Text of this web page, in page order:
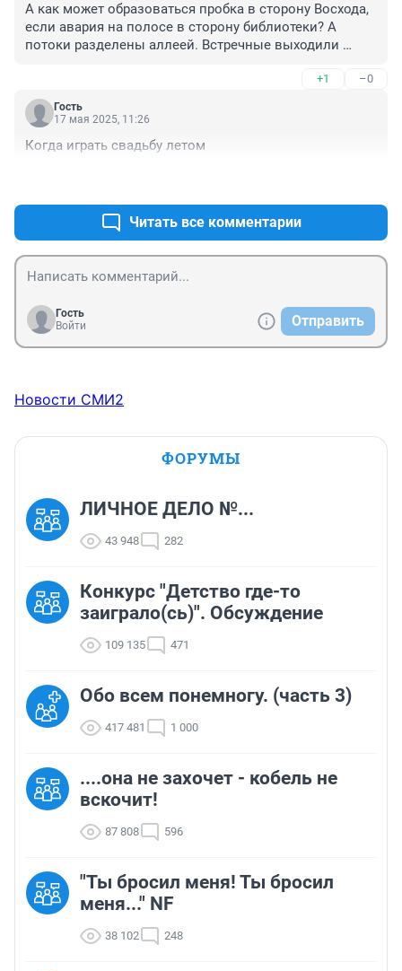
А как может образоваться пробка в сторону Восхода,
если авария на полосе в сторону библиотеки? А
потоки разделены аллеей. Встречные выходили
+1 –0
Гость
17 мая 2025, 11:26
Когда играть свадьбу летом
Читать все комментарии
Гость
Войти
Отправить
Новости СМИ2
ФОРУМЫ
ЛИЧНОЕ ДЕЛО №...
43 948 282
Конкурс "Детство где-то
заиграло(сь)". Обсуждение
109 135 471
Обо всем понемногу. (часть 3)
417 481 1 000
....она не захочет - кобель не
вскочит!
87 808 596
"Ты бросил меня! Ты бросил
меня..." NF
38 102 248